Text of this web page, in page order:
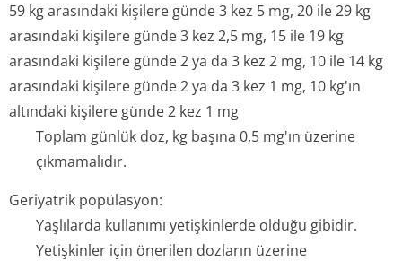
59 kg arasındaki kişilere günde 3 kez 5 mg, 20 ile 29 kg
arasındaki kişilere günde 3 kez 2,5 mg, 15 ile 19 kg
arasındaki kişilere günde 2 ya da 3 kez 2 mg, 10 ile 14 kg
arasındaki kişilere günde 2 ya da 3 kez 1 mg, 10 kg'ın
altındaki kişilere günde 2 kez 1 mg
Toplam günlük doz, kg başına 0,5 mg'ın üzerine
çıkmamalıdır.
Geriyatrik popülasyon:
Yaşlılarda kullanımı yetişkinlerde olduğu gibidir.
Yetişkinler için önerilen dozların üzerine